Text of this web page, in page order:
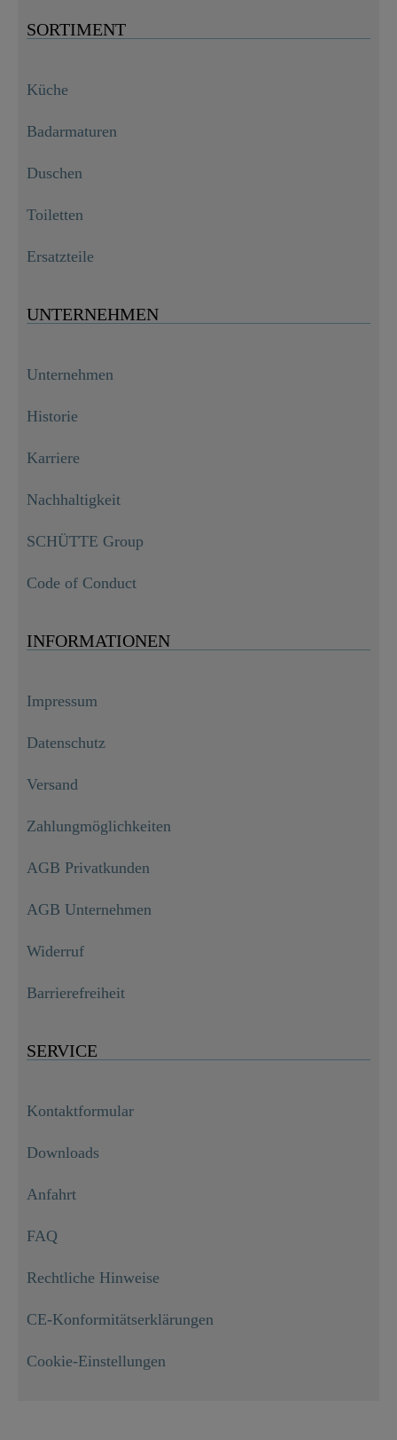
SORTIMENT
Küche
Badarmaturen
Duschen
Toiletten
Ersatzteile
UNTERNEHMEN
Unternehmen
Historie
Karriere
Nachhaltigkeit
SCHÜTTE Group
Code of Conduct
INFORMATIONEN
Impressum
Datenschutz
Versand
Zahlungmöglichkeiten
AGB Privatkunden
AGB Unternehmen
Widerruf
Barrierefreiheit
SERVICE
Kontaktformular
Downloads
Anfahrt
FAQ
Rechtliche Hinweise
CE-Konformitätserklärungen
Cookie-Einstellungen